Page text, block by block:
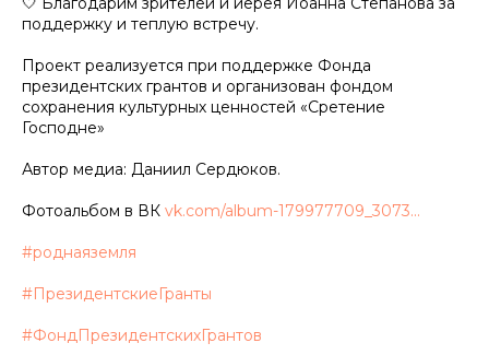
поддержку и теплую встречу.
Проект реализуется при поддержке Фонда
президентских грантов и организован фондом
сохранения культурных ценностей «Сретение
Господне»
Автор медиа: Даниил Сердюков.
Фотоальбом в ВК vk.com/album-179977709_3073...
#роднаяземля
#ПрезидентскиеГранты
#ФондПрезидентскихГрантов